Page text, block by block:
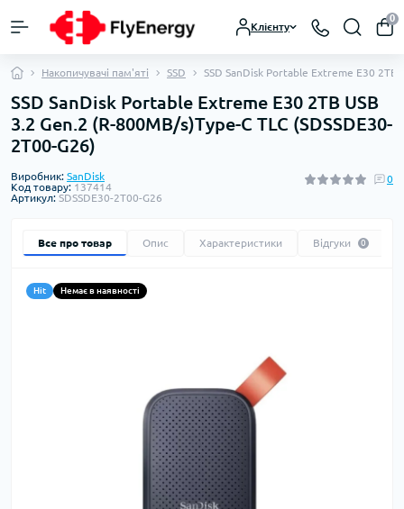
Клієнту
0
Накопичувачі пам'яті SSD SSD SanDisk Portable Extreme E30 2TB
SSD SanDisk Portable Extreme E30 2TB USB
3.2 Gen.2 (R-800MB/s)Type-C TLC (SDSSDE30-
2T00-G26)
Виробник: SanDisk
Код товару: 137414
Артикул: SDSSDE30-2T00-G26
0
Все про товар Опис Характеристики Відгуки 0
Hit Немає в наявності